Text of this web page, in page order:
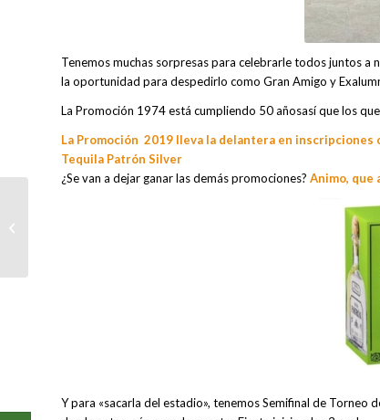
Tenemos muchas sorpresas para celebrarle todos juntos
la oportunidad para despedirlo como Gran Amigo y
La Promoción 1974 está cumpliendo 50 añosasí que los
La Promoción 2019 lleva la delantera en inscripciones
Tequila Patrón Silver
¿Se van a dejar ganar las demás promociones? Animo, que
Y para «sacarla del estadio», tenemos Semifinal de